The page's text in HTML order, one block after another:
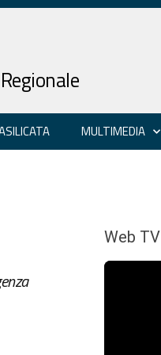
MULTIMEDIA
Web TV